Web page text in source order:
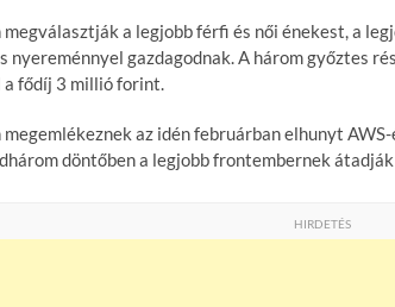
a legjobb férfi és női énekest, a
nyereménnyel gazdagodnak. A három győztes
a fődíj 3 millió forint.
az idén februárban elhunyt
döntőben a legjobb frontembernek
HIRDETÉS